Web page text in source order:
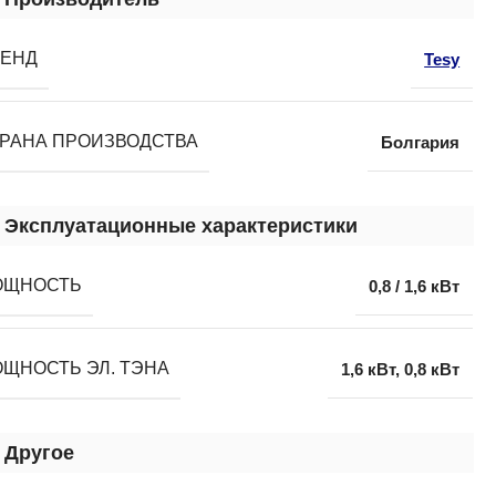
Tesy
ПРОИЗВОДСТВА Болгария
Эксплуатационные характеристики
0,8 / 1,6 кВт
ЭЛ. ТЭНА 1,6 кВт,0,8 кВт
Другое